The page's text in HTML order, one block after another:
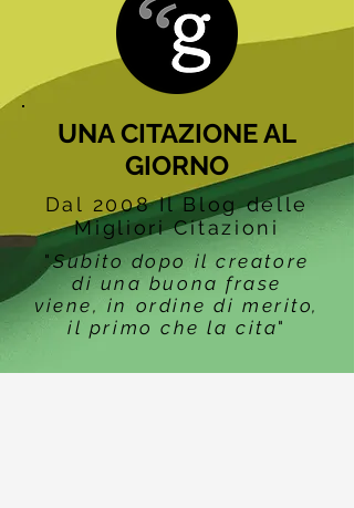
UNA CITAZIONE AL
GIORNO
Dal 2008 Il Blog delle
Migliori Citazioni
"Subito dopo il creatore
di una buona frase
viene, in ordine di merito,
il primo che la cita"